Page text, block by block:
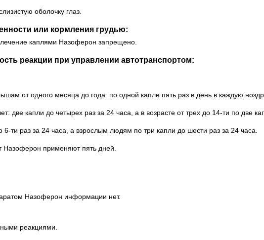
оболочку глаз.
или кормления грудью:
каплями Назоферон запрещено.
реакции при управлении автотранспортом:
от одного месяца до года: по одной капле пять раз в день в каждую
две капли до четырех раз за 24 часа, а в возрасте от трех до 14-ти по две
ти раз за 24 часа, а взрослым людям по три капли до шести раз за 24 часа.
применяют пять дней.
Назоферон информации нет.
реакциями.